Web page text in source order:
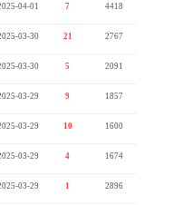
04-01 7 4418
03-30 21 2767
03-30 5 2091
03-29 9 1857
03-29 10 1600
03-29 4 1674
03-29 1 2896